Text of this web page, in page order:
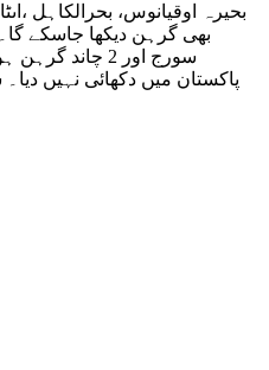
بحیرہ اوقیانوس، بحرالکاہل
سورج اور 2